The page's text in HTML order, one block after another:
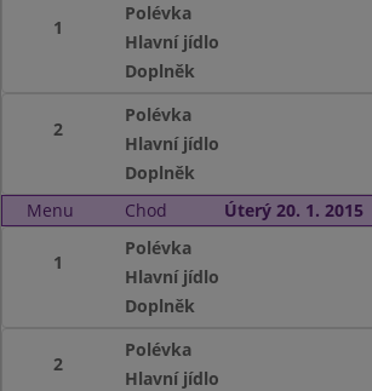
1
Polévka
Hlavní jídlo
Doplněk
2
Polévka
Hlavní jídlo
Doplněk
Menu
Chod Úterý 20. 1. 2015
1
Polévka
Hlavní jídlo
Doplněk
2
Polévka
Hlavní jídlo